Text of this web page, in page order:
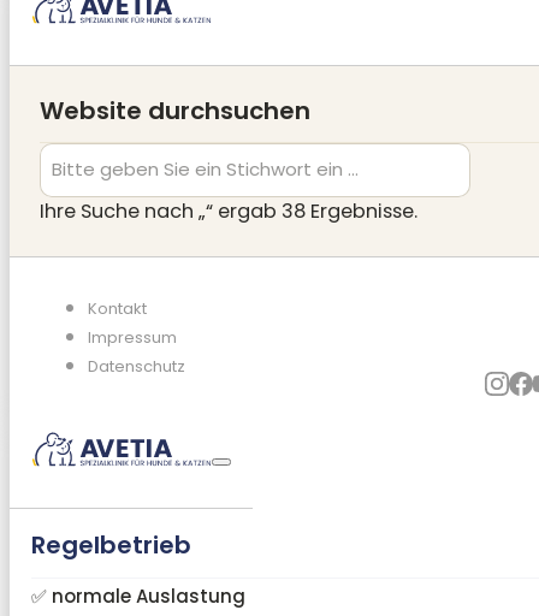
Website durchsuchen
Ihre Suche nach „“ ergab 38Ergebnisse.
Kontakt
Impressum
Datenschutz
Regelbetrieb
✅ normale Auslastung